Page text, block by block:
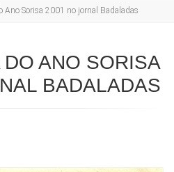
Ano Sorisa 2001 no jornal Badaladas
ANO SORISA
BADALADAS